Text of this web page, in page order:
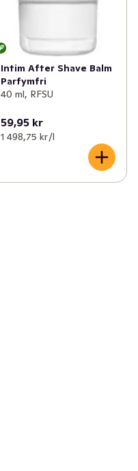
Intim After Shave Balm
Parfymfri
40 ml, RFSU
59,95 kr
1 498,75 kr /l